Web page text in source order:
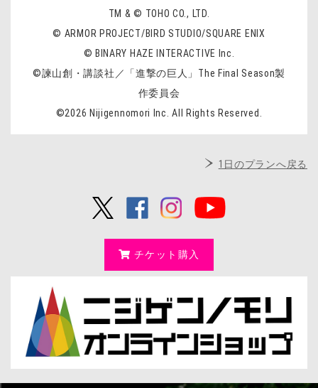
TM & © TOHO CO., LTD.
© ARMOR PROJECT/BIRD STUDIO/SQUARE ENIX
© BINARY HAZE INTERACTIVE Inc.
©諫山創・講談社／「進撃の巨人」The Final Season製
作委員会
©2026 Nijigennomori Inc. All Rights Reserved.
1日のプランへ戻る
チケット購入